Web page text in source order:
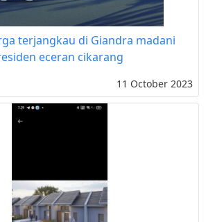
terjangkau di Giandra madani
eceran cikarang
11 October 2023